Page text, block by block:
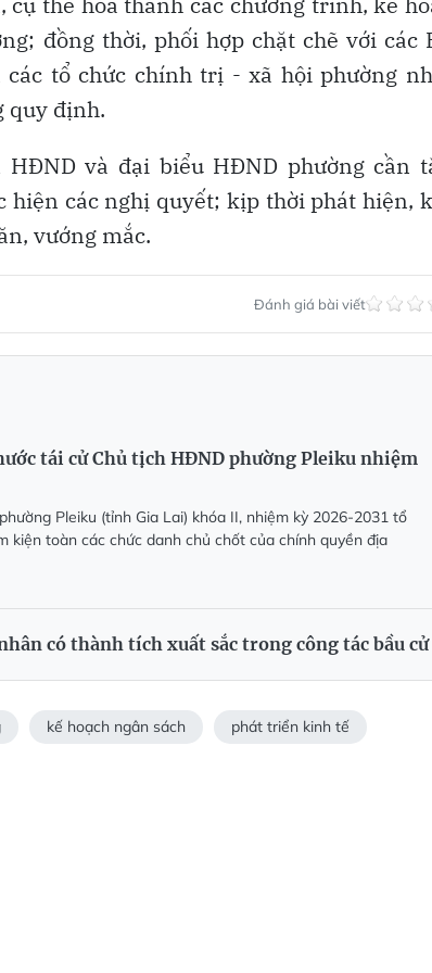
đồng thời, phối hợp chặt chẽ với các
tổ chức chính trị - xã hội phường
quy định.
và đại biểu HĐND phường cần
hiện các nghị quyết; kịp thời phát hiện,
vướng mắc.
Đánh giá bài viết
tái cử Chủ tịch HĐND phường Pleiku nhiệm
Pleiku (tỉnh Gia Lai) khóa II, nhiệm kỳ 2026-2031 tổ
kiện toàn các chức danh chủ chốt của chính quyền địa
có thành tích xuất sắc trong công tác bầu cử
kế hoạch ngân sách phát triển kinh tế